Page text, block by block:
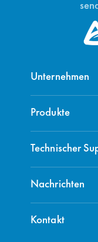
Unternehmen
Produkte
Technischer
Nachrichten
Kontakt